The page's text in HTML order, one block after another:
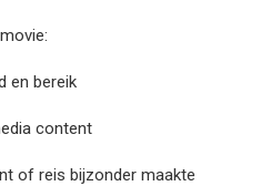
en bereik
content
of reis bijzonder maakte